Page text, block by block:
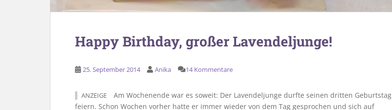
Happy Birthday, großer Lavendeljunge!
25. September 2014 Anika 14 Kommentare
ANZEIGE
Am Wochenende war es soweit: Der Lavendeljunge durfte seinen dritten Geburtstag
feiern. Schon Wochen vorher hatte er immer wieder von dem Tag gesprochen und sich auf